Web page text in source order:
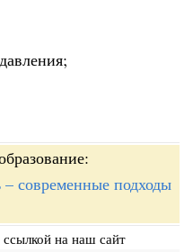
– современные подходы
на наш сайт